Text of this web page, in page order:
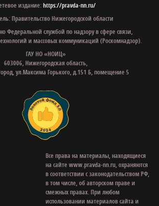
издание:https://pravda-nn.ru/
Правительство Нижегородской области
Федеральной службой по надзору в сфере связи,
и массовых коммуникаций (Роскомнадзор).
ГАУ НО «НОИЦ»
603006, Нижегородская область,
ул.Максима Горького, д.151 Б, помещение 5
Все права на материалы, находящиеся
на сайте www.pravda-nn.ru, охраняются
в соответствии с законодательством РФ,
в том числе, об авторском праве и
смежных правах. При любом
использовании материалов сайта и